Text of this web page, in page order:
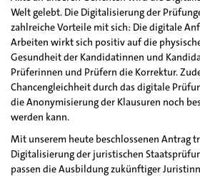
Welt gelebt. Die Digitalisierung der
zahlreiche Vorteile mit sich: Die digitale
Arbeiten wirkt sich positiv auf die
Gesundheit der Kandidatinnen und
Prüferinnen und Prüfern die Korrektur.
Chancengleichheit durch das digitale
die Anonymisierung der Klausuren noch
werden kann.
Mit unserem heute beschlossenen Antrag
Digitalisierung der juristischen
passen die Ausbildung zukünftiger